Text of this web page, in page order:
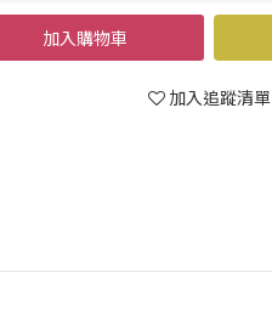
加入購物車
加入追蹤清單